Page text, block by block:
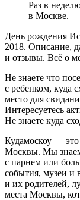
Раз в
в Москве.
День рождения
2018. Описание,
и отзывы. Всё о
Не знаете что
с ребенком, куда
место для
Интересуетесь
Не знаете куда
Кудамоскоу —
Москвы. Мы знаем
с парнем или
события, музеи и
и их родителей,
места Москвы,